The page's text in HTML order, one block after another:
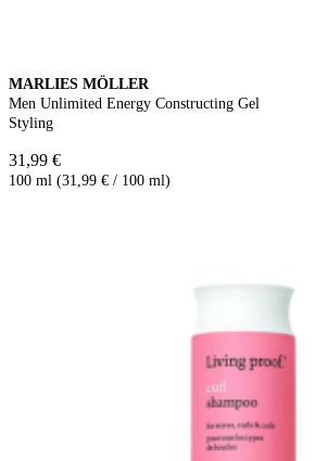
MARLIES MÖLLER
Men Unlimited Energy Constructing Gel
Styling
31,99 €
100 ml (31,99 € / 100 ml)